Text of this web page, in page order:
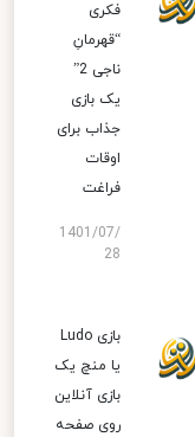
فکری
“قهرمانِ
ناجی 2”
یک بازی
جذاب برای
اوقات
فراغت
1401/07/
28
بازی Ludo
یا منچ یک
بازی آنلاین
روی صفحه